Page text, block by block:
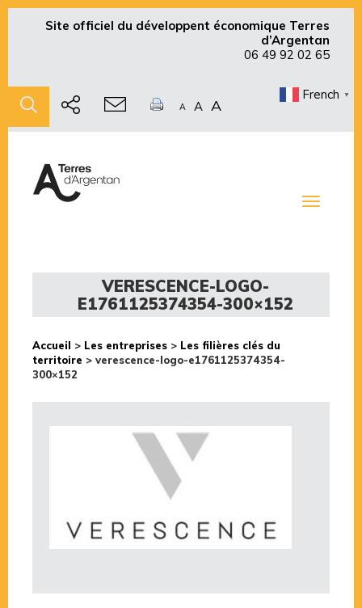
Site officiel du développent économique Terres
d’Argentan
06 49 92 02 65
A A A
French ▼
Toggle
VERESCENCE-LOGO-
E1761125374354-300×152
Accueil > Les entreprises > Les filières clés du
territoire > verescence-logo-e1761125374354-
300×152